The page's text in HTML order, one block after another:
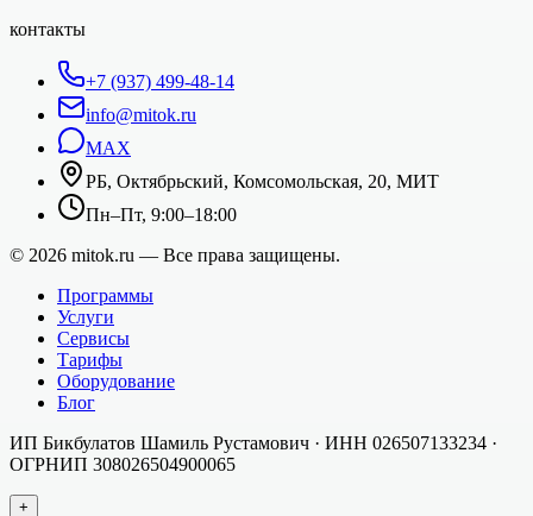
контакты
+7 (937) 499-48-14
info@mitok.ru
MAX
РБ, Октябрьский, Комсомольская, 20, МИТ
Пн–Пт, 9:00–18:00
© 2026 mitok.ru — Все права защищены.
Программы
Услуги
Сервисы
Тарифы
Оборудование
Блог
ИП Бикбулатов Шамиль Рустамович · ИНН 026507133234 ·
ОГРНИП 308026504900065
+